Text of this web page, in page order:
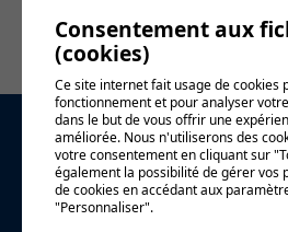
Consentement aux
(cookies)
Ce site internet fait usage de cookies
fonctionnement et pour analyser
dans le but de vous offrir une
améliorée. Nous n'utiliserons des
votre consentement en cliquant sur
également la possibilité de gérer vos
de cookies en accédant aux
"Personnaliser".